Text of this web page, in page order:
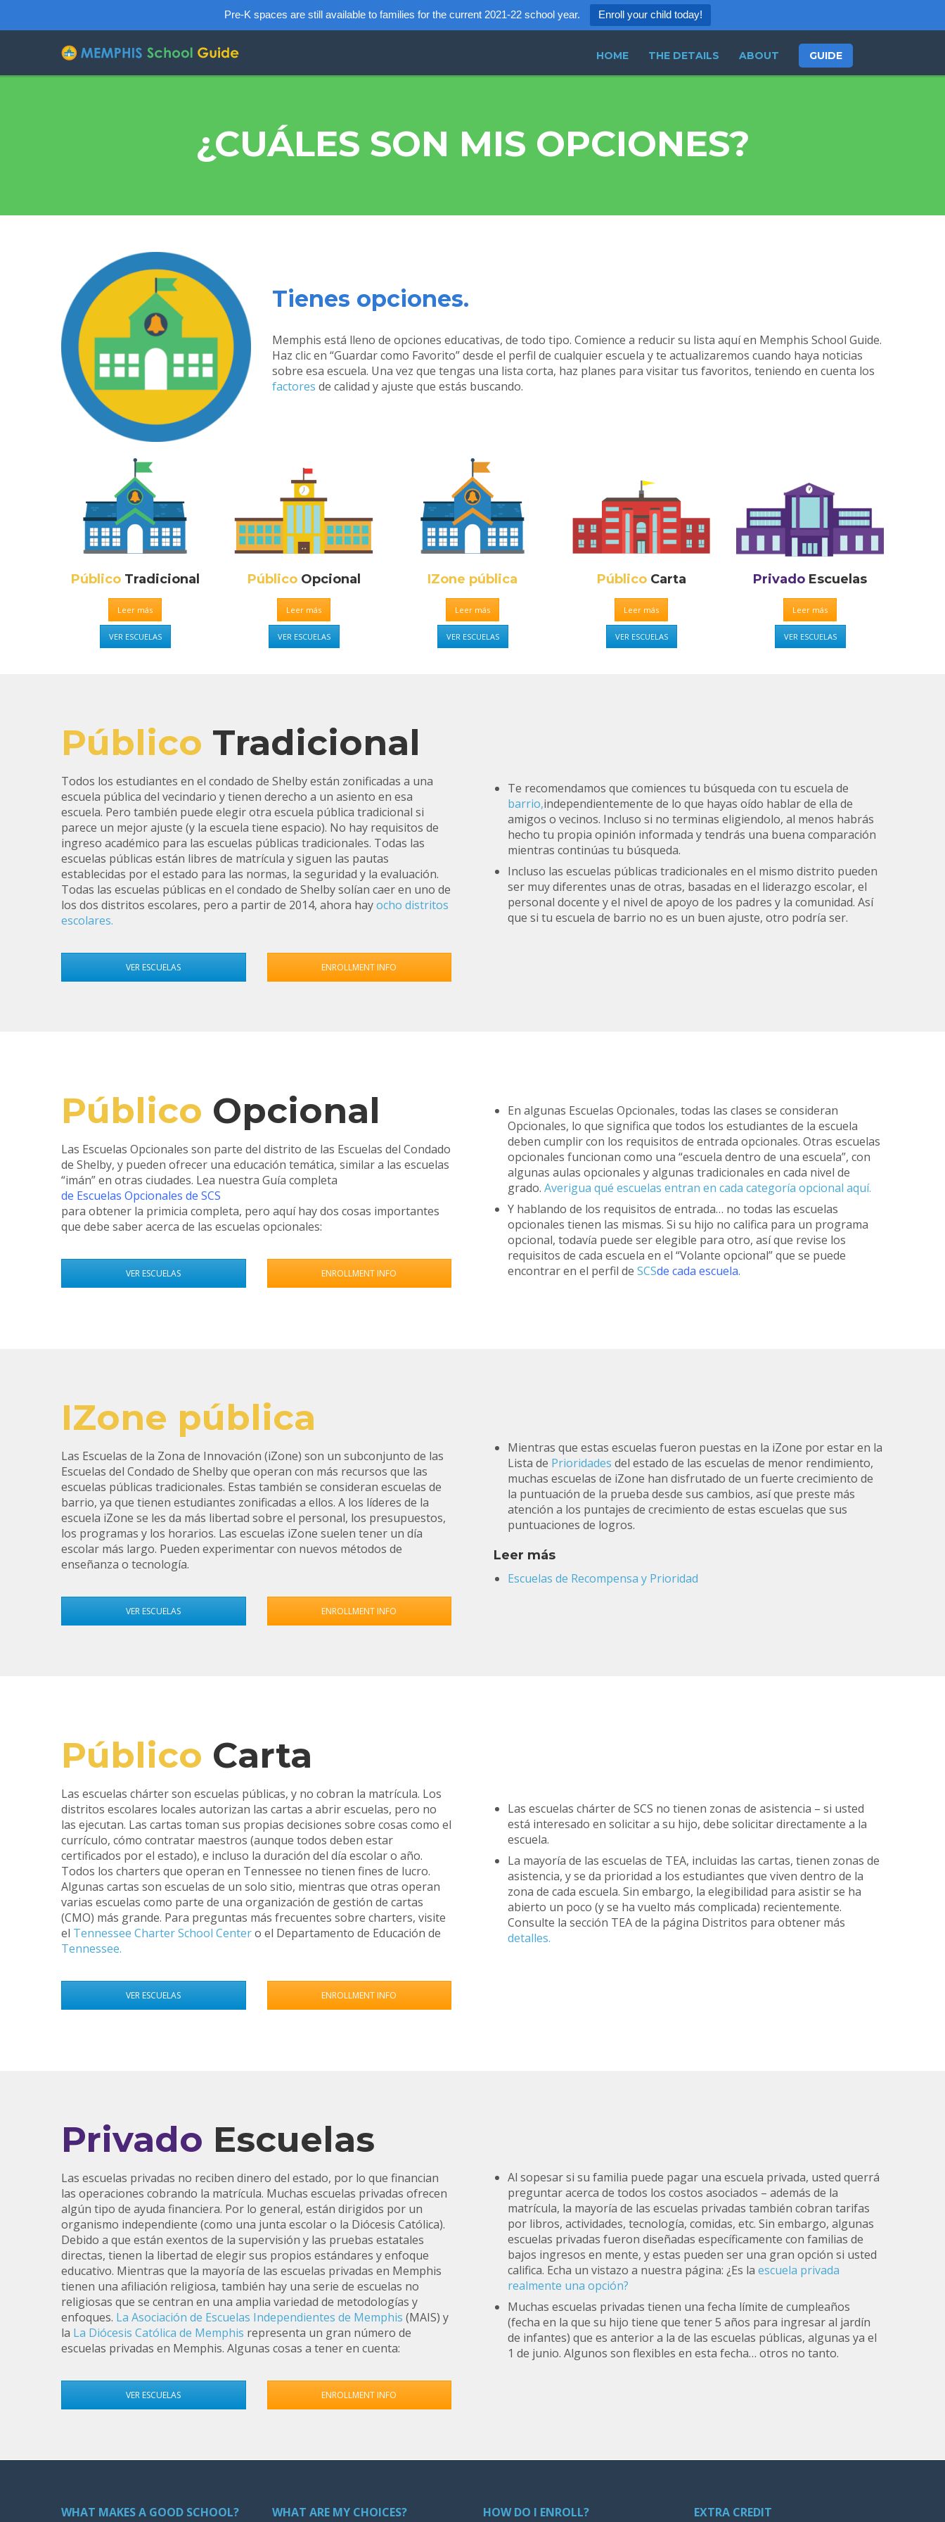
Pre-K spaces are still available to families for the current 2021-22 school year. Enroll your child today!
HOME THE DETAILS ABOUT GUIDE
¿CUÁLES SON MIS OPCIONES?
Tienes opciones.
Memphis está lleno de opciones educativas, de todo tipo. Comience a reducir su lista aquí en Memphis School Guide.
Haz clic en “Guardar como Favorito” desde el perfil de cualquier escuela y te actualizaremos cuando haya noticias
sobre esa escuela. Una vez que tengas una lista corta, haz planes para visitar tus favoritos, teniendo en cuenta los
factores de calidad y ajuste que estás buscando.
PúblicoTradicional
Leer más
VER ESCUELAS
PúblicoOpcional
Leer más
VER ESCUELAS
IZone pública
Leer más
VER ESCUELAS
PúblicoCarta
Leer más
VER ESCUELAS
Privado Escuelas
Leer más
VER ESCUELAS
Público Tradicional
Todos los estudiantes en el condado de Shelby están zonificadas a una
escuela pública del vecindario y tienen derecho a un asiento en esa
escuela. Pero también puede elegir otra escuela pública tradicional si
parece un mejor ajuste (y la escuela tiene espacio). No hay requisitos de
ingreso académico para las escuelas públicas tradicionales. Todas las
escuelas públicas están libres de matrícula y siguen las pautas
establecidas por el estado para las normas, la seguridad y la evaluación.
Todas las escuelas públicas en el condado de Shelby solían caer en uno de
los dos distritos escolares, pero a partir de 2014, ahora hayocho distritos
escolares.
VER ESCUELAS ENROLLMENT INFO
Te recomendamos que comiences tu búsqueda con tu escuela de
barrio,independientemente de lo que hayas oído hablar de ella de
amigos o vecinos. Incluso si no terminas eligiendolo, al menos habrás
hecho tu propia opinión informada y tendrás una buena comparación
mientras continúas tu búsqueda.
Incluso las escuelas públicas tradicionales en el mismo distrito pueden
ser muy diferentes unas de otras, basadas en el liderazgo escolar, el
personal docente y el nivel de apoyo de los padres y la comunidad. Así
que si tu escuela de barrio no es un buen ajuste, otro podría ser.
Público Opcional
Las Escuelas Opcionales son parte del distrito de las Escuelas del Condado
de Shelby, y pueden ofrecer una educación temática, similar a las escuelas
“imán” en otras ciudades. Lea nuestra Guía completa
de Escuelas Opcionales de SCS
para obtener la primicia completa, pero aquí hay dos cosas importantes
que debe saber acerca de las escuelas opcionales:
VER ESCUELAS ENROLLMENT INFO
En algunas Escuelas Opcionales, todas las clases se consideran
Opcionales, lo que significa que todos los estudiantes de la escuela
deben cumplir con los requisitos de entrada opcionales. Otras escuelas
opcionales funcionan como una “escuela dentro de una escuela”, con
algunas aulas opcionales y algunas tradicionales en cada nivel de
grado. Averigua qué escuelas entran en cada categoría opcional aquí.
Y hablando de los requisitos de entrada… no todas las escuelas
opcionales tienen las mismas. Si su hijo no califica para un programa
opcional, todavía puede ser elegible para otro, así que revise los
requisitos de cada escuela en el “Volante opcional” que se puede
encontrar en el perfil de SCSde cada escuela.
IZone pública
Las Escuelas de la Zona de Innovación (iZone) son un subconjunto de las
Escuelas del Condado de Shelby que operan con más recursos que las
escuelas públicas tradicionales. Estas también se consideran escuelas de
barrio, ya que tienen estudiantes zonificadas a ellos. A los líderes de la
escuela iZone se les da más libertad sobre el personal, los presupuestos,
los programas y los horarios. Las escuelas iZone suelen tener un día
escolar más largo. Pueden experimentar con nuevos métodos de
enseñanza o tecnología.
VER ESCUELAS ENROLLMENT INFO
Mientras que estas escuelas fueron puestas en la iZone por estar en la
Lista de Prioridades del estado de las escuelas de menor rendimiento,
muchas escuelas de iZone han disfrutado de un fuerte crecimiento de
la puntuación de la prueba desde sus cambios, así que preste más
atención a los puntajes de crecimiento de estas escuelas que sus
puntuaciones de logros.
Leer más
Escuelas de Recompensa y Prioridad
Público Carta
Las escuelas chárter son escuelas públicas, y no cobran la matrícula. Los
distritos escolares locales autorizan las cartas a abrir escuelas, pero no
las ejecutan. Las cartas toman sus propias decisiones sobre cosas como el
currículo, cómo contratar maestros (aunque todos deben estar
certificados por el estado), e incluso la duración del día escolar o año.
Todos los charters que operan en Tennessee no tienen fines de lucro.
Algunas cartas son escuelas de un solo sitio, mientras que otras operan
varias escuelas como parte de una organización de gestión de cartas
(CMO) más grande. Para preguntas más frecuentes sobre charters, visite
el Tennessee Charter School Centero el Departamento de Educación de
Tennessee.
VER ESCUELAS ENROLLMENT INFO
Las escuelas chárter de SCS no tienen zonas de asistencia – si usted
está interesado en solicitar a su hijo, debe solicitar directamente a la
escuela.
La mayoría de las escuelas de TEA, incluidas las cartas, tienen zonas de
asistencia, y se da prioridad a los estudiantes que viven dentro de la
zona de cada escuela. Sin embargo, la elegibilidad para asistir se ha
abierto un poco (y se ha vuelto más complicada) recientemente.
Consulte la sección TEA de la página Distritos para obtener más
detalles.
Privado Escuelas
Las escuelas privadas no reciben dinero del estado, por lo que financian
las operaciones cobrando la matrícula. Muchas escuelas privadas ofrecen
algún tipo de ayuda financiera. Por lo general, están dirigidos por un
organismo independiente (como una junta escolar o la Diócesis Católica).
Debido a que están exentos de la supervisión y las pruebas estatales
directas, tienen la libertad de elegir sus propios estándares y enfoque
educativo. Mientras que la mayoría de las escuelas privadas en Memphis
tienen una afiliación religiosa, también hay una serie de escuelas no
religiosas que se centran en una amplia variedad de metodologías y
enfoques. La Asociación de Escuelas Independientes de Memphis (MAIS) y
la La Diócesis Católica de Memphis representa un gran número de
escuelas privadas en Memphis. Algunas cosas a tener en cuenta:
VER ESCUELAS ENROLLMENT INFO
Al sopesar si su familia puede pagar una escuela privada, usted querrá
preguntar acerca de todos los costos asociados – además de la
matrícula, la mayoría de las escuelas privadas también cobran tarifas
por libros, actividades, tecnología, comidas, etc. Sin embargo, algunas
escuelas privadas fueron diseñadas específicamente con familias de
bajos ingresos en mente, y estas pueden ser una gran opción si usted
califica. Echa un vistazo a nuestra página: ¿Es la escuela privada
realmente una opción?
Muchas escuelas privadas tienen una fecha límite de cumpleaños
(fecha en la que su hijo tiene que tener 5 años para ingresar al jardín
de infantes) que es anterior a la de las escuelas públicas, algunas ya el
1 de junio. Algunos son flexibles en esta fecha… otros no tanto.
WHAT MAKES A GOOD SCHOOL? WHAT ARE MY CHOICES? HOW DO I ENROLL? EXTRA CREDIT